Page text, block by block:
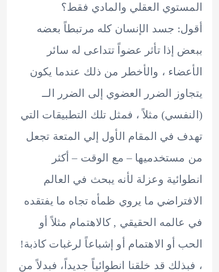
العقلي والمادي فقط؟
جسد الإنسان كله مرتبطاً بعضه
إذا تأثر عضواً تتداعى له سائر
، والأخطر من ذلك عندما يكون
الضرر العضوي إلى الضرر الــ
مثلاً ، فمثل تلك التطبيقات التي
في المقام الأول إلي المتعة تجعل
– مع الوقت – أكثر
وعزلة لأنه يبحث في العالم
ما يروي ظمأه تجاه ما يفتقده
الحقيقي , كالاهتمام مثلاً أو
أو الاهتمام أو إشباعاً لرغبات كاذبة!
قد خلقنا انطوائياً جديداً، فبدلاً من